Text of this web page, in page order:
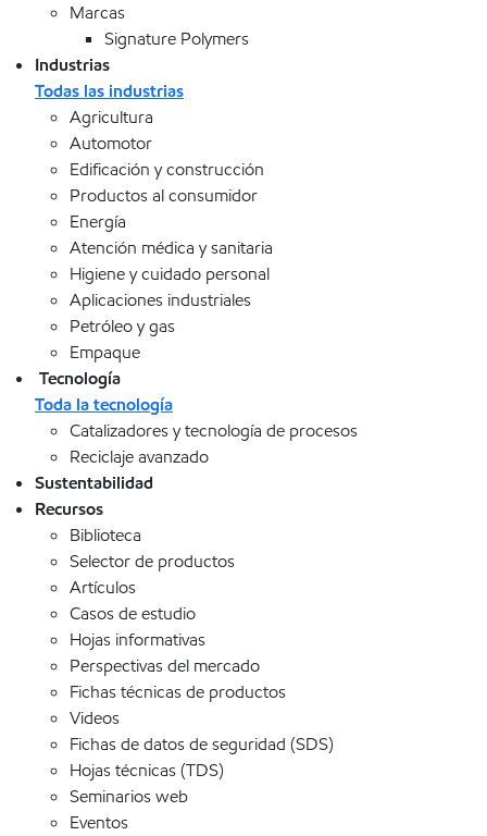
Marcas
Signature Polymers
Industrias
Todas las industrias
Agricultura
Automotor
Edificación y construcción
Productos al consumidor
Energía
Atención médica y sanitaria
Higiene y cuidado personal
Aplicaciones industriales
Petróleo y gas
Empaque
Tecnología
Toda la tecnología
Catalizadores y tecnología de procesos
Reciclaje avanzado
Sustentabilidad
Recursos
Biblioteca
Selector de productos
Artículos
Casos de estudio
Hojas informativas
Perspectivas del mercado
Fichas técnicas de productos
Videos
Fichas de datos de seguridad (SDS)
Hojas técnicas (TDS)
Seminarios web
Eventos